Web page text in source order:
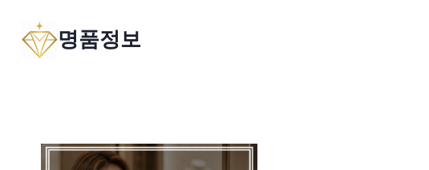
content
명품정보